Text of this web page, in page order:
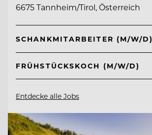
6675 Tannheim/Tirol, Österreich
SCHANKMITARBEITER (M/W/D)
FRÜHSTÜCKSKOCH (M/W/D)
Entdecke alle Jobs